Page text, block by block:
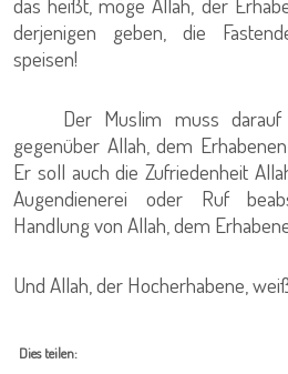
derjenigen geben, die
speisen!
Der Muslim muss darauf
gegenüber Allah, dem
Er soll auch die Zufriedenheit
Augendienerei oder Ruf
Handlung von Allah, dem
Und Allah, der Hocherhabene,
Dies teilen: